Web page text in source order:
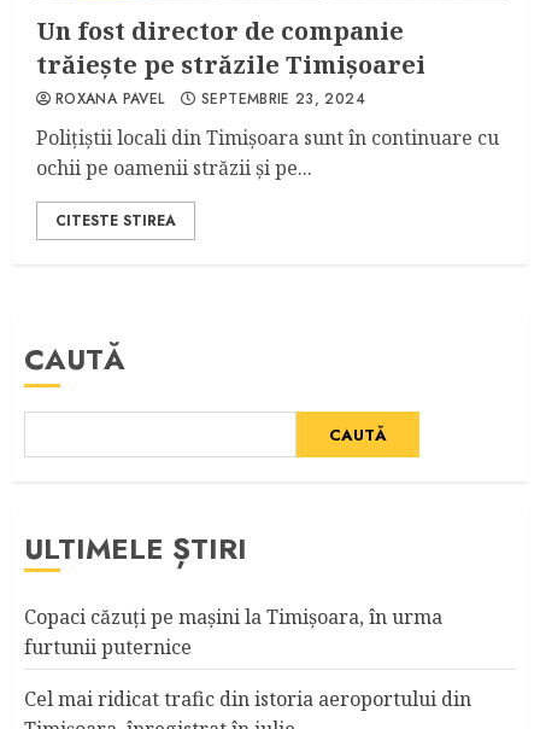
Un fost director de companie
trăiește pe străzile Timișoarei
ROXANA PAVEL SEPTEMBRIE 23, 2024
Polițiștii locali din Timișoara sunt în continuare cu
ochii pe oamenii străzii și pe...
CITESTE STIREA
CAUTĂ
CAUTĂ
ULTIMELE ȘTIRI
Copaci căzuţi pe maşini la Timişoara, în urma
furtunii puternice
Cel mai ridicat trafic din istoria aeroportului din